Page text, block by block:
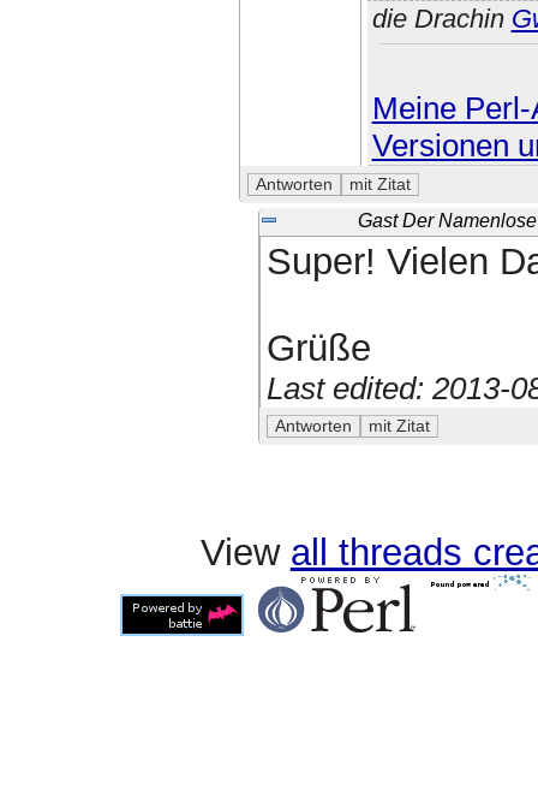
die Drachin
Meine
Versionen
Gast Der Namenlose
Super! Vielen
Grüße
Last edited: 2013-
View all threads